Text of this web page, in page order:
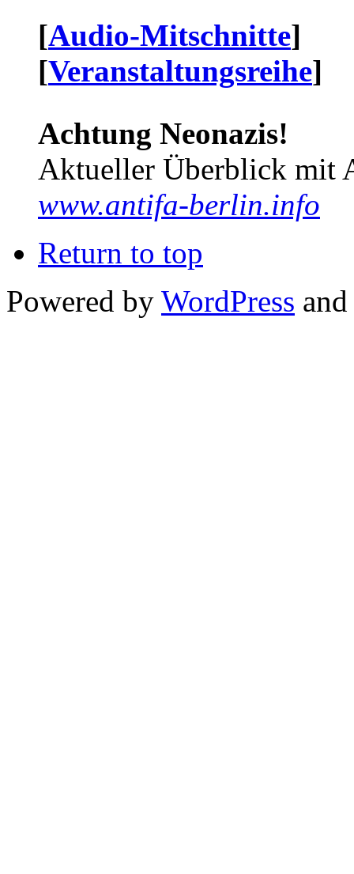
[Audio-Mitschnitte]
[Veranstaltungsreihe]
Achtung Neonazis!
Aktueller Überblick mit
www.antifa-berlin.info
Return to top
Powered by WordPress